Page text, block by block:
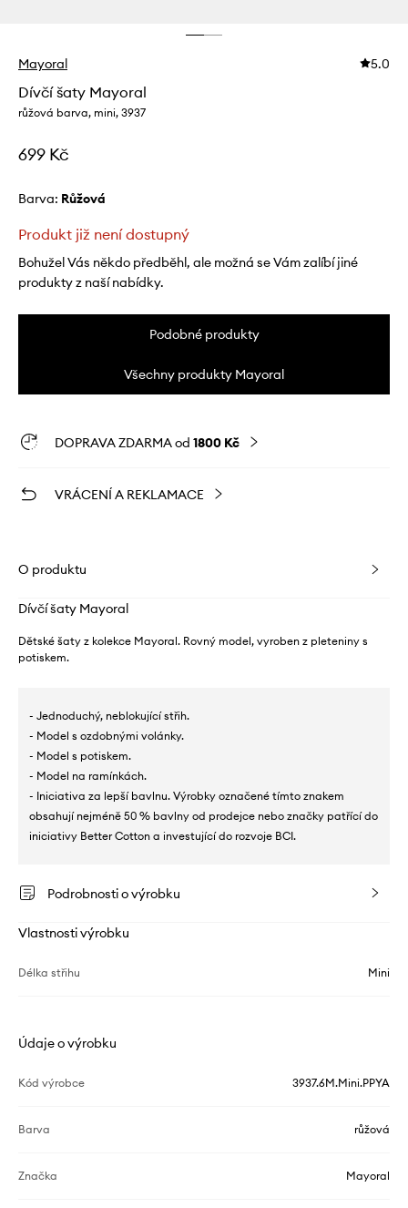
Mayoral 5.0
Dívčí šaty Mayoral
růžová barva, mini, 3937
699 Kč
Barva: růžová
Produkt již není dostupný
Bohužel Vás někdo předběhl, ale možná se Vám zalíbí jiné
produkty z naší nabídky.
Podobné produkty
Všechny produkty Mayoral
DOPRAVA ZDARMA od 1800 Kč
VRÁCENÍ A REKLAMACE
O produktu
Dívčí šaty Mayoral
Dětské šaty z kolekce Mayoral. Rovný model, vyroben z pleteniny s
potiskem.
- Jednoduchý, neblokující střih.
- Model s ozdobnými volánky.
- Model s potiskem.
- Model na ramínkách.
- Iniciativa za lepší bavlnu. Výrobky označené tímto znakem
obsahují nejméně 50 % bavlny od prodejce nebo značky patřící do
iniciativy Better Cotton a investující do rozvoje BCI.
Podrobnosti o výrobku
Vlastnosti výrobku
Délka střihu Mini
Údaje o výrobku
Kód výrobce 3937.6M.Mini.PPYA
Barva růžová
Značka Mayoral